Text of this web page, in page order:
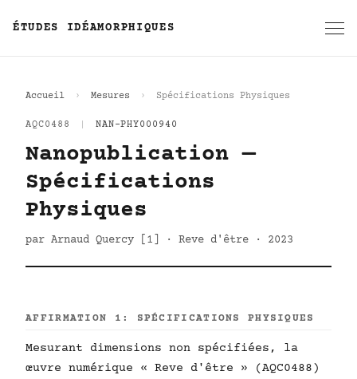
ÉTUDES IDÉAMORPHIQUES
Accueil Mesures Spécifications Physiques
AQC0488 NAN-PHY000940
Nanopublication —
Spécifications
Physiques
par Arnaud Quercy [1] · Reve d'être · 2023
AFFIRMATION 1: SPÉCIFICATIONS PHYSIQUES
Mesurant dimensions non spécifiées, la
œuvre numérique « Reve d'être » (AQC0488)